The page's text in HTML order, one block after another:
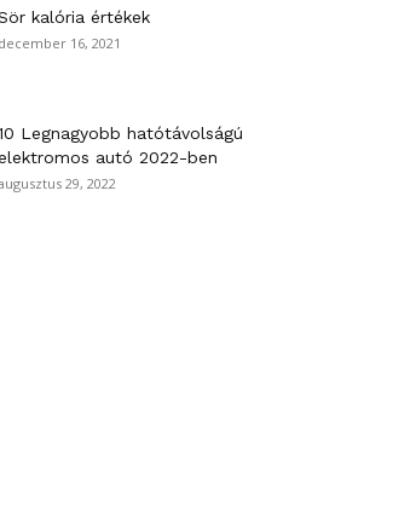
kalória értékek
december 16, 2021
Legnagyobb hatótávolságú
autó 2022-ben
29, 2022